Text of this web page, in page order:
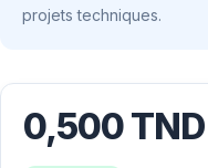
projets techniques.
0,500TND